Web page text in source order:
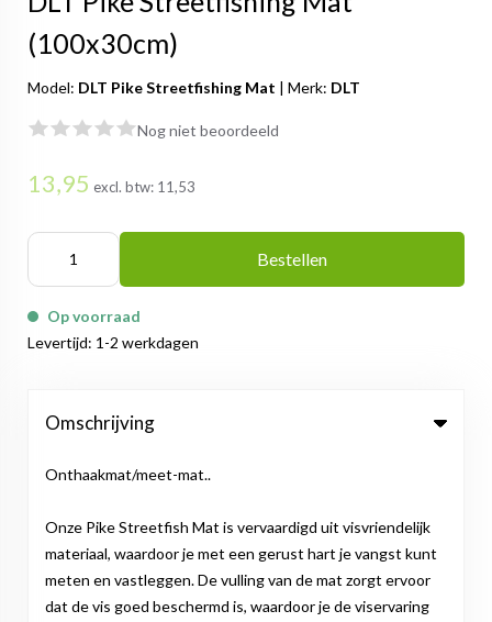
(100x30cm)
Model: DLT Pike Streetfishing Mat | Merk: DLT
Nog niet beoordeeld
13,95 excl. btw: 11,53
Bestellen
Op voorraad
Levertijd: 1-2 werkdagen
Omschrijving
Onthaakmat/meet-mat..
Onze Pike Streetfish Mat is vervaardigd uit visvriendelijk
materiaal, waardoor je met een gerust hart je vangst kunt
meten en vastleggen. De vulling van de mat zorgt ervoor
dat de vis goed beschermd is, waardoor je de viservaring